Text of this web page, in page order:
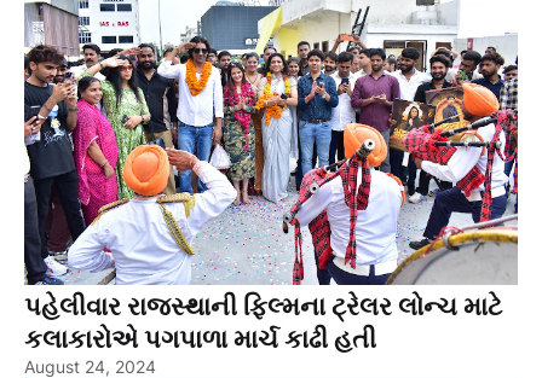
પહેલીવાર રાજસ્થાની ફિલ્મના ટ્રેલર લોન્ચ માટે
કલાકારોએ પગપાળા માર્ચ કાઢી હતી
August 24, 2024